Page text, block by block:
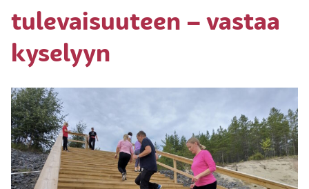
tulevaisuuteen – vastaa
kyselyyn